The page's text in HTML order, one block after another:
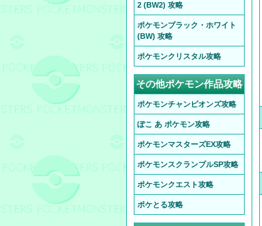
2 (BW2) 攻略
ポケモンブラック・ホワイト
(BW) 攻略
ポケモンクリスタル攻略
その他ポケモン作品攻略
ポケモンチャンピオンズ攻略
ぽこ あ ポケモン攻略
ポケモンマスターズEX攻略
ポケモンスクランブルSP攻略
ポケモンクエスト攻略
ポケとる攻略